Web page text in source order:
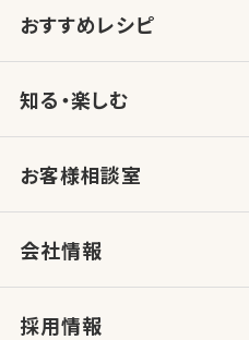
おすすめレシピ
知る・楽しむ
お客様相談室
会社情報
採用情報